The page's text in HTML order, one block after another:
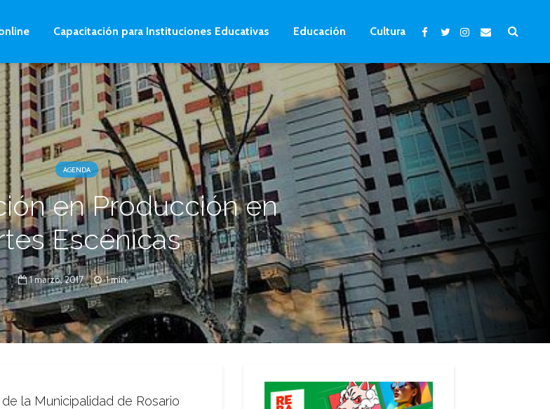
Capacitación para Instituciones Educativas Educación Cultura
AGENDA
en Producción en
Escénicas
1 marzo, 2017 1 min.
la Municipalidad de Rosario